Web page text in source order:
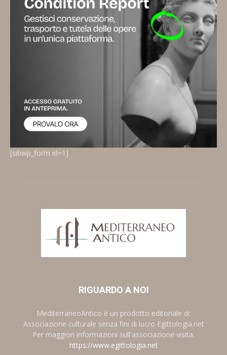
[sibwp_form id=1]
RIGUARDO A NOI
MediterraneoAntico è un prodotto editoriale di:
Associazione culturale senza fini di lucro Egittologia.net
Per maggiori informazioni sull'associazione visita:
https://www.egittologia.net